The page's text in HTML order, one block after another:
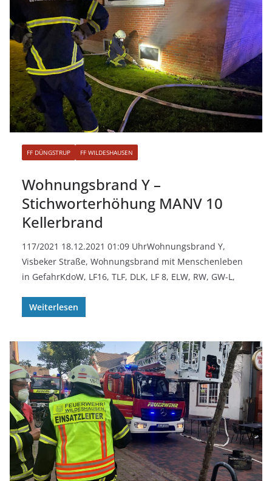
FF DÜNGSTRUP FF WILDESHAUSEN
Wohnungsbrand Y –
Stichworterhöhung MANV 10
Kellerbrand
117/2021 18.12.2021 01:09 UhrWohnungsbrand Y,
Visbeker Straße, Wohnungsbrand mit Menschenleben
in GefahrKdoW, LF16, TLF, DLK, LF 8, ELW, RW, GW-L,
Weiterlesen